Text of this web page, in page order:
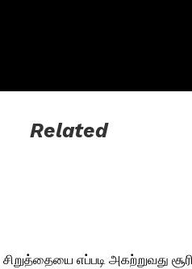
Related
சிறுத்தையை எப்படி அகற்றுவது